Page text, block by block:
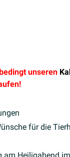
unseren
für die
am Heilig­abend